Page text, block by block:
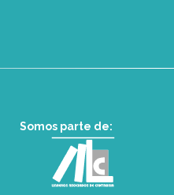
Somos parte de: